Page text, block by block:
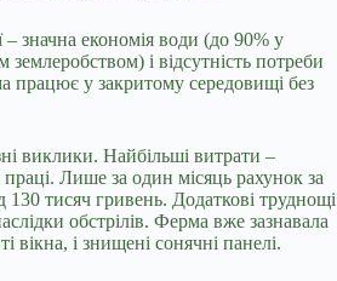
– значна економія води (до 90% у
землеробством) і відсутність потреби
працює у закритому середовищі без
виклики. Найбільші витрати –
праці. Лише за один місяць рахунок за
130 тисяч гривень. Додаткові труднощі
обстрілів. Ферма вже зазнавала
вікна, і знищені сонячні панелі.